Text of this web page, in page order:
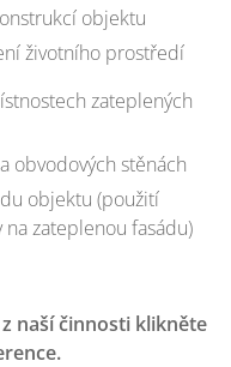
objektu
životního prostředí
zateplených
obvodových stěnách
objektu (použití
zateplenou fasádu)
naší činnosti klikněte